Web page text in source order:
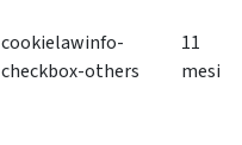
cookielawinfo-
checkbox-others
11
mesi